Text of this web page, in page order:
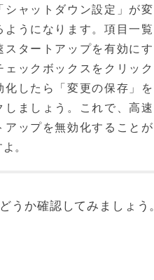
シャットダウン設定」が変
ようになります。項目一覧
スタートアップを有効にす
ェックボックスをクリック
化したら「変更の保存」を
しましょう。これで、高速
アップを無効化することが
。
か確認してみましょう。